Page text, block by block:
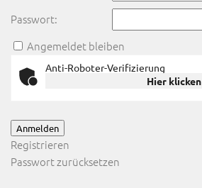
Passwort:
Angemeldet bleiben
Anti-Roboter-Verifizierung
Hier klicken
Anmelden
Registrieren
Passwort zurücksetzen